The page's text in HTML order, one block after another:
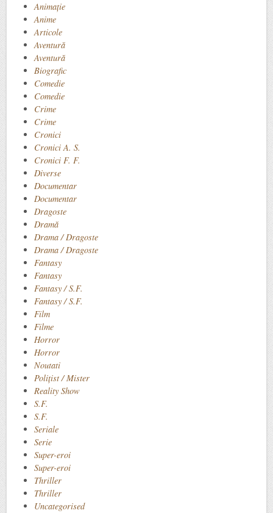
Animație
Anime
Articole
Aventură
Aventură
Biografic
Comedie
Comedie
Crime
Crime
Cronici
Cronici A. S.
Cronici F. F.
Diverse
Documentar
Documentar
Dragoste
Dramă
Drama / Dragoste
Drama / Dragoste
Fantasy
Fantasy
Fantasy / S.F.
Fantasy / S.F.
Film
Filme
Horror
Horror
Noutati
Polițist / Mister
Reality Show
S.F.
S.F.
Seriale
Serie
Super-eroi
Super-eroi
Thriller
Thriller
Uncategorised